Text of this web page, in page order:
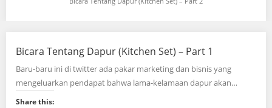
Bicara Tentang Dapur (Kitchen Set) – Part 1
Baru-baru ini di twitter ada pakar marketing dan bisnis yang
mengeluarkan pendapat bahwa lama-kelamaan dapur akan…
Share this: